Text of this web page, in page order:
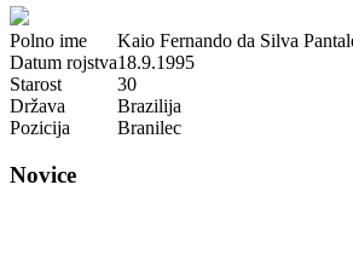
Polno ime
Kaio Fernando da Silva
Datum rojstva18.9.1995
Starost
30
Država
Brazilija
Pozicija
Branilec
Novice